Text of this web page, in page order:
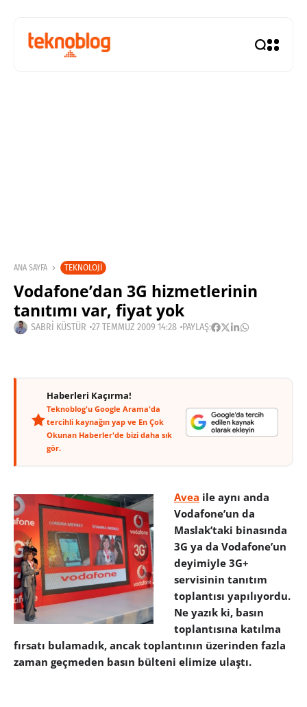
ANA SAYFA TEKNOLOJI
Vodafone’dan 3G hizmetlerinin
tanıtımı var, fiyat yok
SABRI KÜSTÜR 27 TEMMUZ 2009 14:28 PAYLAŞ:
Haberleri Kaçırma!
Teknoblog'u Google Arama'da
tercihli kaynağın yap ve En Çok
Okunan Haberler'de bizi daha sık
gör.
Avea ile aynı anda
Vodafone’un da
Maslak’taki binasında
3G ya da Vodafone’un
deyimiyle 3G+
servisinin tanıtım
toplantısı yapılıyordu.
Ne yazık ki, basın
toplantısına katılma
fırsatı bulamadık, ancak toplantının üzerinden fazla
zaman geçmeden basın bülteni elimize ulaştı.